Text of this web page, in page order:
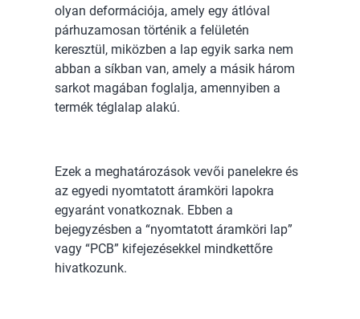
olyan deformációja, amely egy átlóval
párhuzamosan történik a felületén
keresztül, miközben a lap egyik sarka nem
abban a síkban van, amely a másik három
sarkot magában foglalja, amennyiben a
termék téglalap alakú.
Ezek a meghatározások vevői panelekre és
az egyedi nyomtatott áramköri lapokra
egyaránt vonatkoznak. Ebben a
bejegyzésben a “nyomtatott áramköri lap”
vagy “PCB” kifejezésekkel mindkettőre
hivatkozunk.